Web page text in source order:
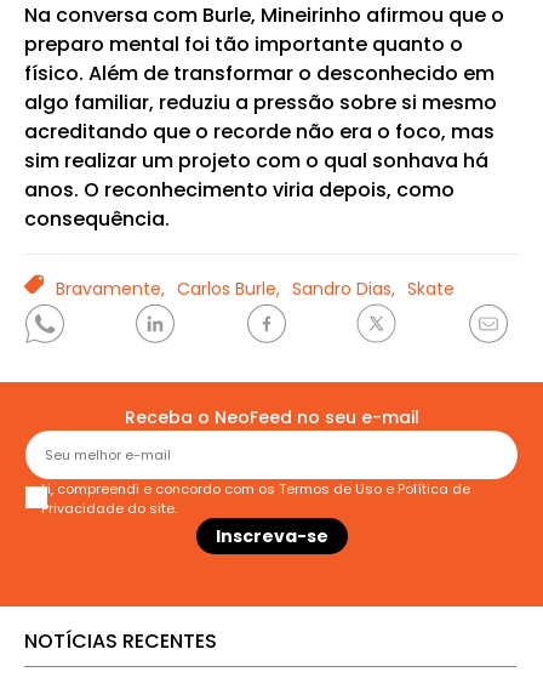
Na conversa com Burle, Mineirinho afirmou que o
preparo mental foi tão importante quanto o
físico. Além de transformar o desconhecido em
algo familiar, reduziu a pressão sobre si mesmo
acreditando que o recorde não era o foco, mas
sim realizar um projeto com o qual sonhava há
anos. O reconhecimento viria depois, como
consequência.
TAGSBravamente, Carlos Burle, Sandro Dias, Skate
Receba o NeoFeed no seu e-mail
Li, compreendi e concordo com os Termos de Uso e Política de
Privacidade do site.
NOTÍCIAS RECENTES